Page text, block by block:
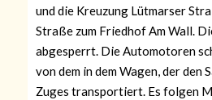
und die Kreuzung Lütmarser
Straße zum Friedhof Am Wall.
abgesperrt. Die Automotoren
von dem in dem Wagen, der den
Zuges transportiert. Es folgen